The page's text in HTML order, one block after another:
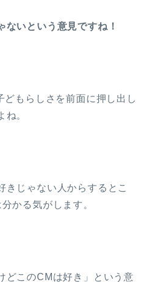
ないという意見ですね！
どもらしさを前面に押し出し
ね。
きじゃない人からするとこ
かる気がします。
どこのCMは好き」という意